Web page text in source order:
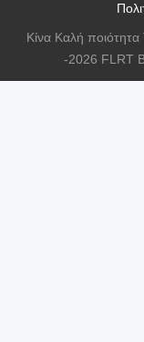
Κίνα Καλή
-2026 FLRT